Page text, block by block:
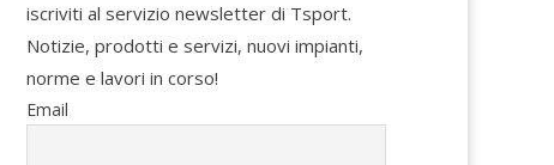
iscriviti al servizio newsletter di Tsport.
Notizie, prodotti e servizi, nuovi impianti,
norme e lavori in corso!
Email